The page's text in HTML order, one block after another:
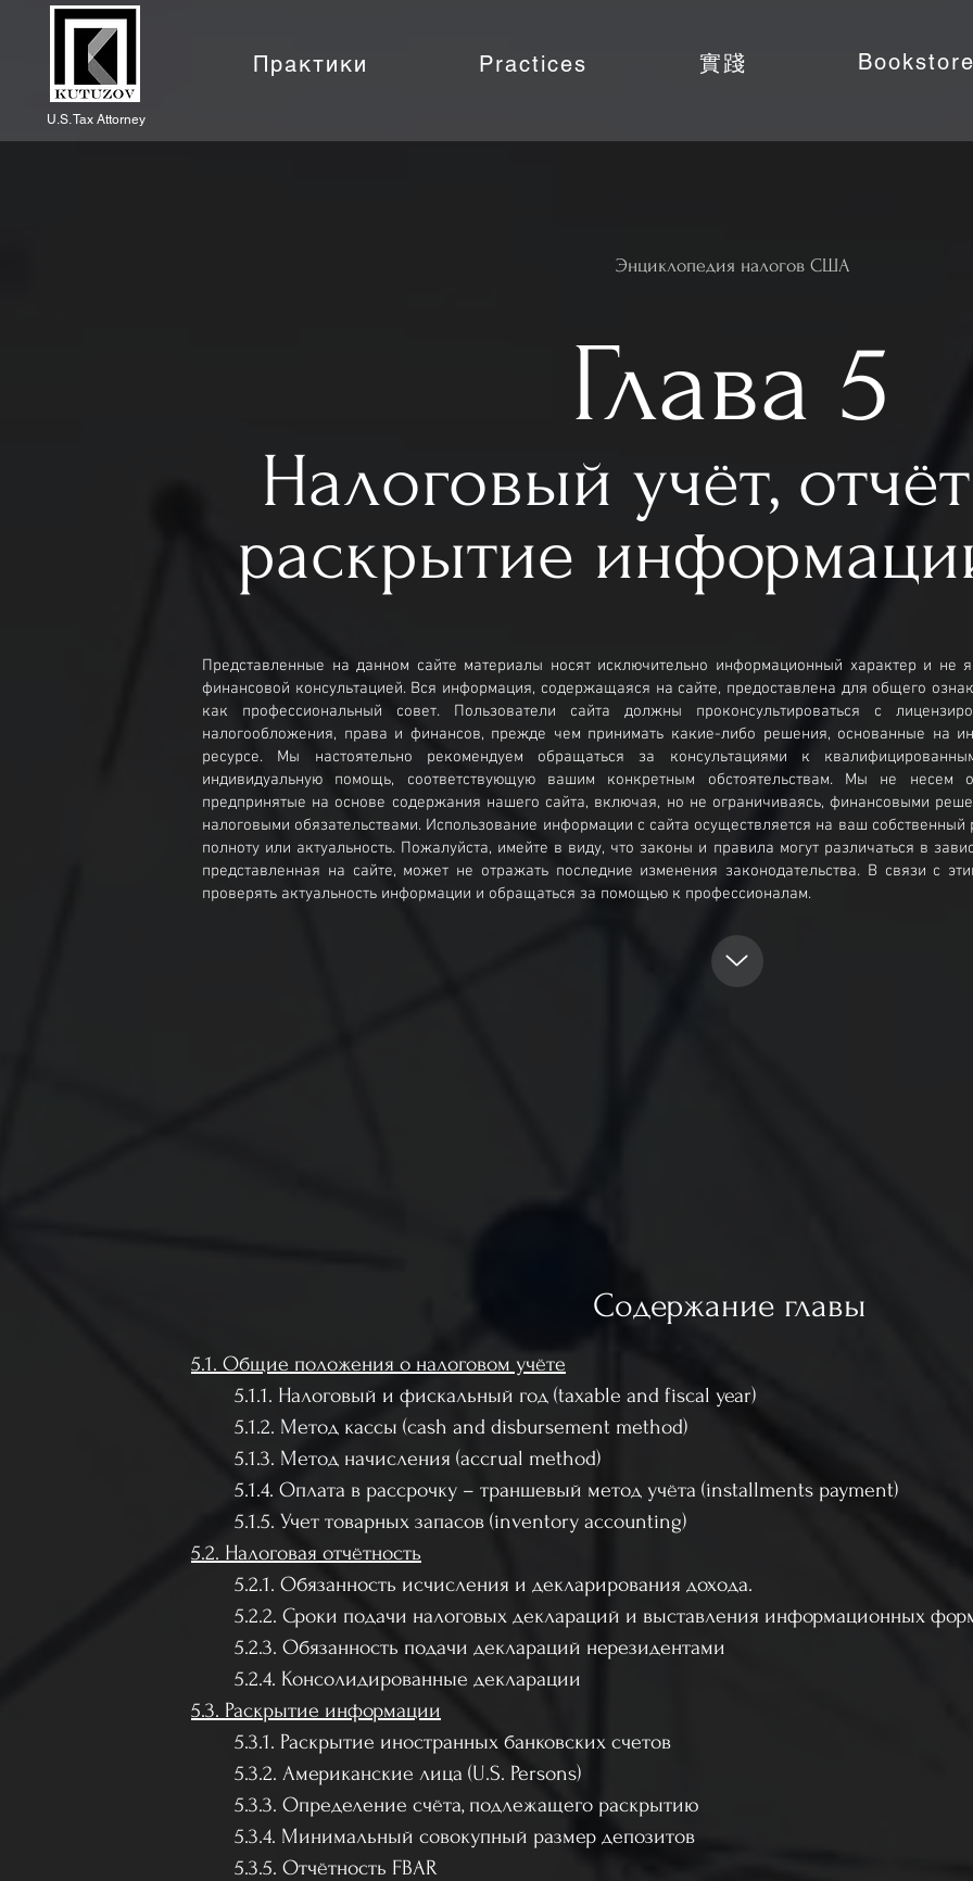
Практики Practices 實踐
U.S. Tax Attorney
Энциклопедия налогов США
Глава 5
Налоговый учёт,
раскрытие
Представленные на данном сайте материалы носят исключительно информационный характер и не
финансовой консультацией. Вся информация, содержащаяся на сайте, предоставлена для общего
как профессиональный совет. Пользователи сайта должны проконсультироваться с
налогообложения, права и финансов, прежде чем принимать какие-либо решения, основанные на
ресурсе. Мы настоятельно рекомендуем обращаться за консультациями к
индивидуальную помощь, соответствующую вашим конкретным обстоятельствам. Мы не несем
предпринятые на основе содержания нашего сайта, включая, но не ограничиваясь, финансовыми
налоговыми обязательствами. Использование информации с сайта осуществляется на ваш собственный
полноту или актуальность. Пожалуйста, имейте в виду, что законы и правила могут различаться в
представленная на сайте, может не отражать последние изменения законодательства. В связи с
проверять актуальность информации и обращаться за помощью к профессионалам.
Содержание главы
5.1. Общие положения о налоговом учёте
5.1.1. Налоговый и фискальный год (taxable and fiscal year)
5.1.2. Метод кассы (cash and disbursement method)
5.1.3. Метод начисления (accrual method)
5.1.4. Оплата в рассрочку – траншевый метод учёта (installments payment)
5.1.5. Учет товарных запасов (inventory accounting)
5.2. Налоговая отчётность
5.2.1. Обязанность исчисления и декларирования дохода.
5.2.2. Сроки подачи налоговых деклараций и выставления информационных
5.2.3. Обязанность подачи деклараций нерезидентами
5.2.4. Консолидированные декларации
5.3. Раскрытие информации
5.3.1. Раскрытие иностранных банковских счетов
5.3.2. Американские лица (U.S. Persons)
5.3.3. Определение счёта, подлежащего раскрытию
5.3.4. Минимальный совокупный размер депозитов
5.3.5. Отчётность FBAR